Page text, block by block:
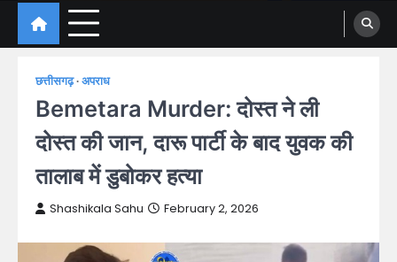
छत्तीसगढ़ अपराध
Bemetara Murder: दोस्त ने ली
दोस्त की जान, दारू पार्टी के बाद युवक की
तालाब में डुबोकर हत्या
Shashikala Sahu February 2, 2026